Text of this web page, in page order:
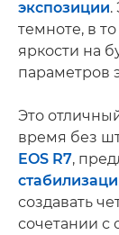
экспозиции.
темноте, в
яркости на
параметров
Это
время без
EOS R7,
создавать
сочетании с